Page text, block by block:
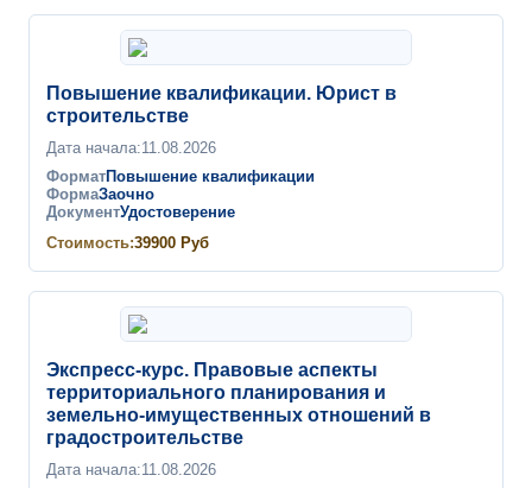
Повышение квалификации. Юрист в
строительстве
Дата начала:11.08.2026
ФорматПовышение квалификации
ФормаЗаочно
ДокументУдостоверение
Стоимость:39900 Руб
Экспресс-курс. Правовые аспекты
территориального планирования и
земельно-имущественных отношений в
градостроительстве
Дата начала:11.08.2026